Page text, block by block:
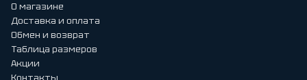
О магазине
Доставка и оплата
Обмен и возврат
Таблица размеров
Акции